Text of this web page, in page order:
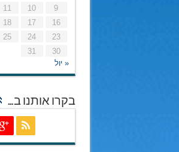
9
10
11
16
17
18
23
24
25
30
31
« יול
בקרו אותנו ב…